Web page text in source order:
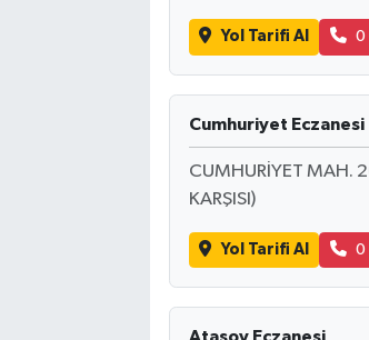
Yol Tarifi Al 0
Cumhuriyet Eczanesi
CUMHURİYET MAH.
KARŞISI)
Yol Tarifi Al 0